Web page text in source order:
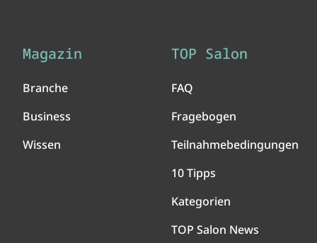
Magazin
Branche
Business
Wissen
TOP Salon
FAQ
Fragebogen
Teilnahmebedingungen
10 Tipps
Kategorien
TOP Salon News